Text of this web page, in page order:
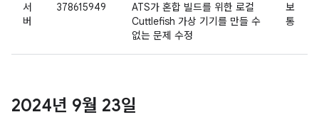
서
버
378615949
ATS가 혼합 빌드를 위한 로컬
Cuttlefish 가상 기기를 만들 수
없는 문제 수정
보
통
2024년 9월 23일